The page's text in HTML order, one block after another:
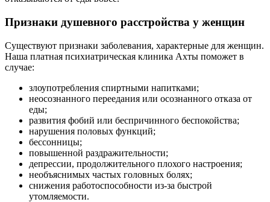
Признаки душевного расстройства у женщин
Существуют признаки заболевания, характерные для женщин.
Наша платная психиатрическая клиника Ахты поможет в
случае:
злоупотребления спиртными напитками;
неосознанного переедания или осознанного отказа от
еды;
развития фобий или беспричинного беспокойства;
нарушения половых функций;
бессонницы;
повышенной раздражительности;
депрессии, продолжительного плохого настроения;
необъяснимых частых головных болях;
снижения работоспособности из-за быстрой
утомляемости.